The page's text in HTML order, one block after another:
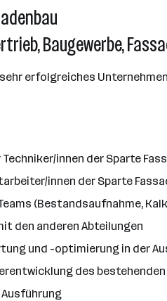
Baugewerbe,
erfolgreiches
innen der Sparte
innen der Sparte
(Bestandsaufnahme,
den anderen Abteilungen
und -optimierung in der
des